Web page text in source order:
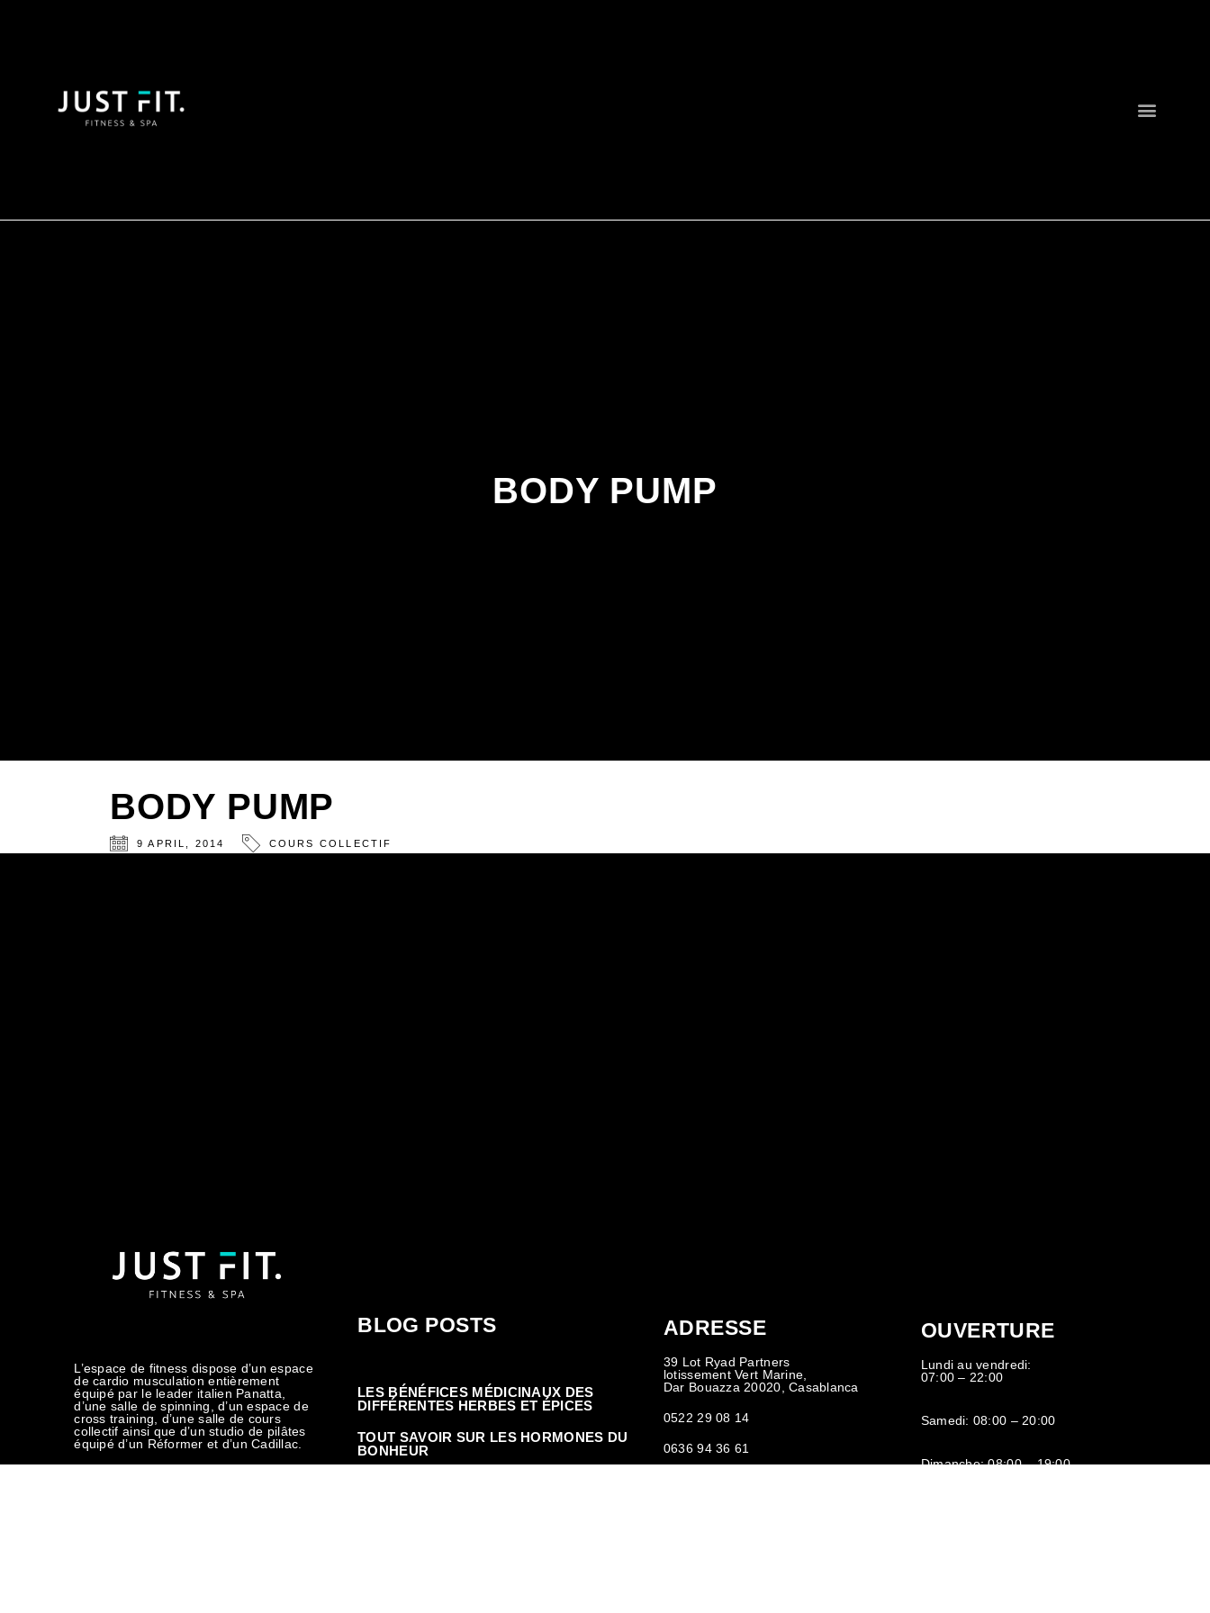
BODY PUMP
BODY PUMP
9 APRIL 2014 COURS COLLECTIF
L’espace de fitness dispose d’un espace
de cardio musculation entièrement
équipé par le leader italien Panatta,
d’une salle de spinning, d’un espace de
cross training, d’une salle de cours
collectif ainsi que d’un studio de pilâtes
équipé d’un Réformer et d’un Cadillac.
BLOG POSTS
LES BÉNÉFICES MÉDICINAUX DES
DIFFÉRENTES HERBES ET ÉPICES
TOUT SAVOIR SUR LES HORMONES DU
BONHEUR
ADRESSE
39 Lot Ryad Partners
lotissement Vert Marine,
Dar Bouazza 20020, Casablanca
0522 29 08 14
0636 94 36 61
OUVERTURE
Lundi au vendredi:
07:00 – 22:00
Samedi: 08:00 – 20:00
Dimanche: 08:00 – 19:00